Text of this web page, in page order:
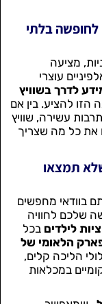
בלתי
מציעה
עוצרי
לדרך בשוויץ
הזו להציע. בין אם
עשירה, שוויץ
את כל מה שצריך
תמצאו
בוודאי מחפשים
שלכם לחוויה
לילדים בכל
הלאומי של
הליכה קלים,
במכלאות